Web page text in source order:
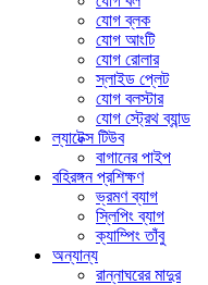
যোগ ব্লক
যোগ আংটি
যোগ রোলার
স্লাইড প্লেট
যোগ বলস্টার
যোগ স্ট্রেথ ব্যান্ড
ল্যাটেক্স টিউব
বাগানের পাইপ
বহিরঙ্গন প্রশিক্ষণ
ভ্রমণ ব্যাগ
স্লিপিং ব্যাগ
ক্যাম্পিং তাঁবু
অন্যান্য
রান্নাঘরের মাদুর